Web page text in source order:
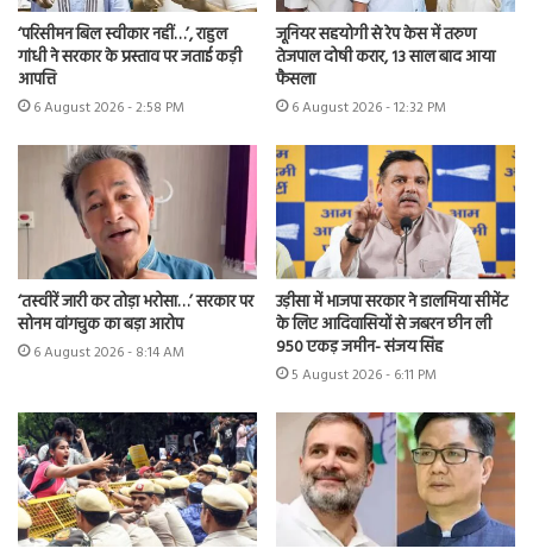
‘परिसीमन बिल स्वीकार नहीं…’, राहुल
गांधी ने सरकार के प्रस्ताव पर जताई कड़ी
आपत्ति
6 August 2026 - 2:58 PM
जूनियर सहयोगी से रेप केस में तरुण
तेजपाल दोषी करार, 13 साल बाद आया
फैसला
6 August 2026 - 12:32 PM
‘तस्वीरें जारी कर तोड़ा भरोसा…’ सरकार पर
सोनम वांगचुक का बड़ा आरोप
6 August 2026 - 8:14 AM
उड़ीसा में भाजपा सरकार ने डालमिया सीमेंट
के लिए आदिवासियों से जबरन छीन ली
950 एकड़ जमीन- संजय सिंह
5 August 2026 - 6:11 PM